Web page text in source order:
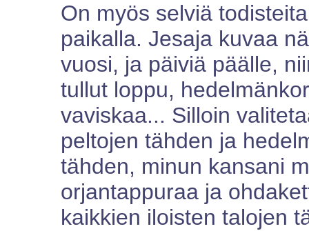
On myös selviä
paikalla. Jesaja kuvaa
vuosi, ja päiviä päälle,
tullut loppu,
vaviskaa... Silloin
peltojen tähden ja
tähden, minun kansani
orjantappuraa ja
kaikkien iloisten talojen